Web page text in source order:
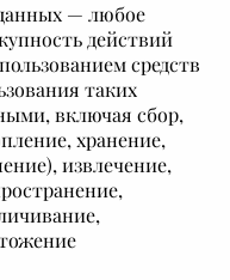
— любое
действий
средств
таких
включая сбор,
хранение,
извлечение,